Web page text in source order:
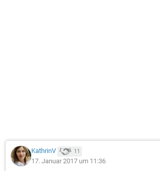
KathrinV 11
17. Januar 2017 um 11:36